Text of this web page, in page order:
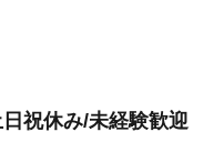
祝休み/未経験歓迎